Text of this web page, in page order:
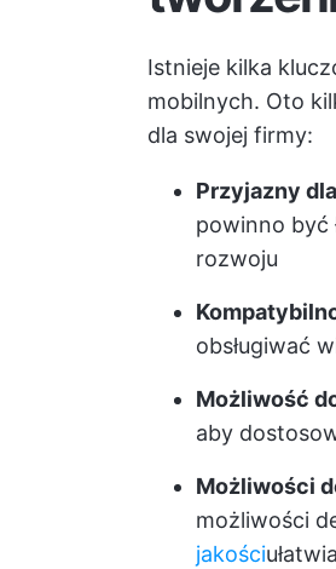
Istnieje kilka
mobilnych. Oto
dla swojej firmy:
Przyjazny
powinno być
rozwoju
obsługiwać
Możliwość
aby
Możliwości
możliwości
jakości